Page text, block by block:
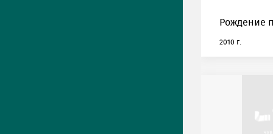
Рождение
2010 г.